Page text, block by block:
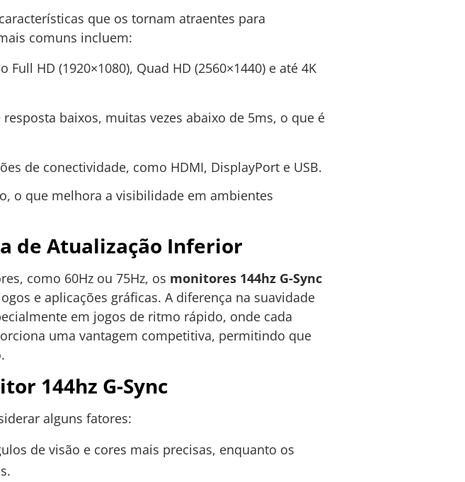
que os tornam atraentes para
comuns incluem:
HD (1920×1080), Quad HD (2560×1440) e até 4K
baixos, muitas vezes abaixo de 5ms, o que é
de conectividade, como HDMI, DisplayPort e USB.
o que melhora a visibilidade em ambientes
de Atualização Inferior
como 60Hz ou 75Hz, os monitores 144hz G-Sync
e aplicações gráficas. A diferença na suavidade
em jogos de ritmo rápido, onde cada
uma vantagem competitiva, permitindo que
144hz G-Sync
alguns fatores:
de visão e cores mais precisas, enquanto os